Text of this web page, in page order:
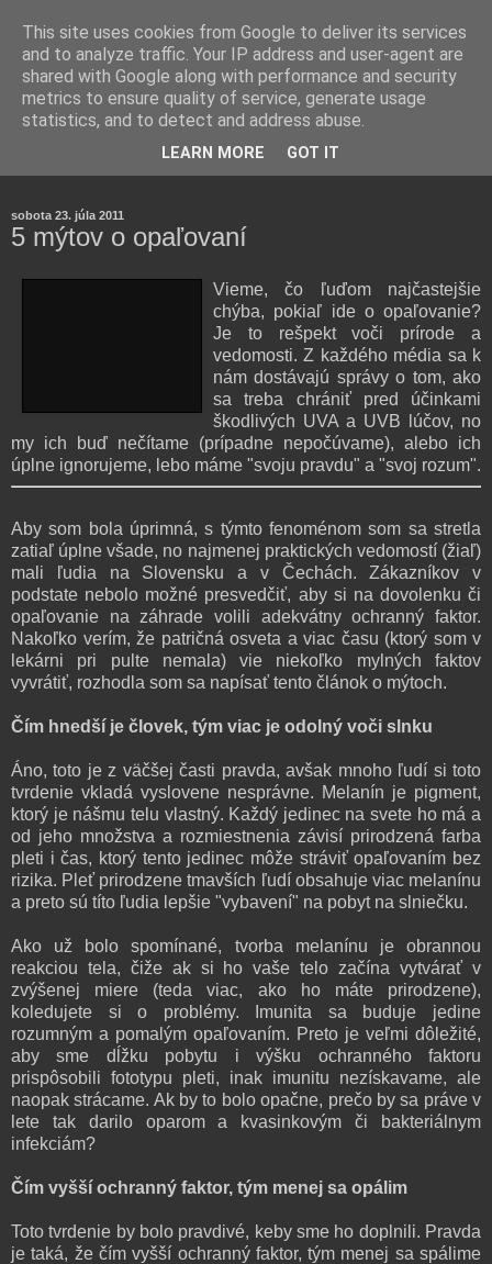
rozoberá témy o zdraví, živote a všetko možné.
sobota 23. júla 2011
5 mýtov o opaľovaní
Vieme, čo ľuďom najčastejšie
chýba, pokiaľ ide o opaľovanie?
Je to rešpekt voči prírode a
vedomosti. Z každého média sa k
nám dostávajú správy o tom, ako
sa treba chrániť pred účinkami
škodlivých UVA a UVB lúčov, no
my ich buď nečítame (prípadne nepočúvame), alebo ich
úplne ignorujeme, lebo máme "svoju pravdu" a "svoj rozum".
Aby som bola úprimná, s týmto fenoménom som sa stretla
zatiaľ úplne všade, no najmenej praktických vedomostí (žiaľ)
mali ľudia na Slovensku a v Čechách. Zákazníkov v
podstate nebolo možné presvedčiť, aby si na dovolenku či
opaľovanie na záhrade volili adekvátny ochranný faktor.
Nakoľko verím, že patričná osveta a viac času (ktorý som v
lekárni pri pulte nemala) vie niekoľko mylných faktov
vyvrátiť, rozhodla som sa napísať tento článok o mýtoch.
Čím hnedší je človek, tým viac je odolný voči slnku
Áno, toto je z väčšej časti pravda, avšak mnoho ľudí si toto
tvrdenie vkladá vyslovene nesprávne. Melanín je pigment,
ktorý je nášmu telu vlastný. Každý jedinec na svete ho má a
od jeho množstva a rozmiestnenia závisí prirodzená farba
pleti i čas, ktorý tento jedinec môže stráviť opaľovaním bez
rizika. Pleť prirodzene tmavších ľudí obsahuje viac melanínu
a preto sú títo ľudia lepšie "vybavení" na pobyt na slniečku.
Ako už bolo spomínané, tvorba melanínu je obrannou
reakciou tela, čiže ak si ho vaše telo začína vytvárať v
zvýšenej miere (teda viac, ako ho máte prirodzene),
koledujete si o problémy. Imunita sa buduje jedine
rozumným a pomalým opaľovaním. Preto je veľmi dôležité,
aby sme dĺžku pobytu i výšku ochranného faktoru
prispôsobili fototypu pleti, inak imunitu nezískavame, ale
naopak strácame. Ak by to bolo opačne, prečo by sa práve v
lete tak darilo oparom a kvasinkovým či bakteriálnym
infekciám?
Čím vyšší ochranný faktor, tým menej sa opálim
Toto tvrdenie by bolo pravdivé, keby sme ho doplnili. Pravda
je taká, že čím vyšší ochranný faktor, tým menej sa spálime
This site uses cookies from Google to deliver its services
and to analyze traffic. Your IP address and user-agent are
shared with Google along with performance and security
metrics to ensure quality of service, generate usage
statistics, and to detect and address abuse.
LEARN MORE GOT IT